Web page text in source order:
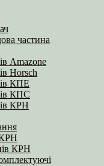
частина
Amazone
Horsch
КПЕ
КПС
КРН
КРН
КРН